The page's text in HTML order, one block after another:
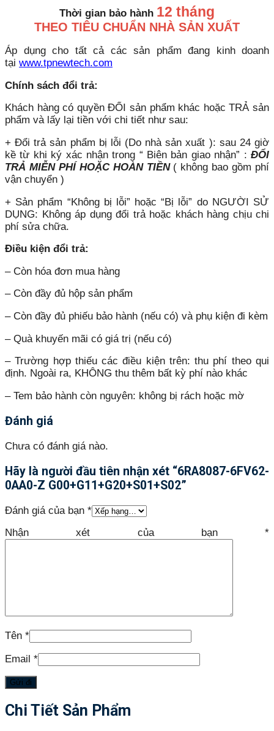
Thời gian bảo hành 12 tháng
THEO TIÊU CHUẨN NHÀ SẢN XUẤT
Áp dụng cho tất cả các sản phẩm đang kinh doanh
tại www.tpnewtech.com
Chính sách đổi trả:
Khách hàng có quyền ĐỔI sản phẩm khác hoặc TRẢ sản
phẩm và lấy lại tiền với chi tiết như sau:
+ Đổi trả sản phẩm bị lỗi (Do nhà sản xuất ): sau 24 giờ
kề từ khi ký xác nhận trong “ Biên bản giao nhận” : ĐỔI
TRẢ MIỄN PHÍ HOẶC HOÀN TIỀN( không bao gồm phí
vận chuyển )
+ Sản phẩm “Không bị lỗi” hoặc “Bị lỗi” do NGƯỜI SỬ
DỤNG: Không áp dụng đổi trả hoặc khách hàng chịu chi
phí sửa chữa.
Điều kiện đổi trả:
– Còn hóa đơn mua hàng
– Còn đầy đủ hộp sản phẩm
– Còn đầy đủ phiếu bảo hành (nếu có) và phụ kiện đi kèm
– Quà khuyến mãi có giá trị (nếu có)
– Trường hợp thiếu các điều kiện trên: thu phí theo qui
định. Ngoài ra, KHÔNG thu thêm bất kỳ phí nào khác
– Tem bảo hành còn nguyên: không bị rách hoặc mờ
Đánh giá
Chưa có đánh giá nào.
Hãy là người đầu tiên nhận xét “6RA8087-6FV62-
0AA0-Z G00+G11+G20+S01+S02”
Đánh giá của bạn *
Nhận xét của bạn *
Tên *
Email *
Chi Tiết Sản Phẩm